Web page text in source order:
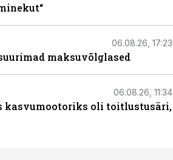
06.08.26, 17:23
maksuvõlglased
06.08.26, 11:34
kasvumootoriks oli toitlustusäri,